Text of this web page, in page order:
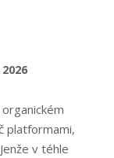
platformami,
v téhle